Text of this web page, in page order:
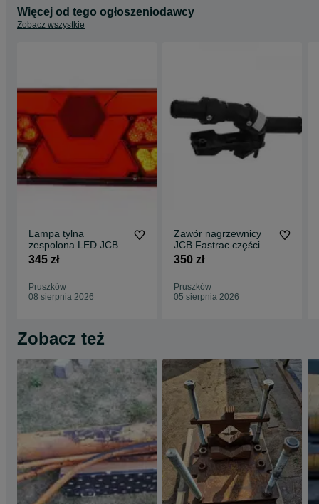
Więcej od tego ogłoszeniodawcy
Zobacz wszystkie
Lampa tylna
zespolona LED JCB
Fastrac 280,00 netto
345 zł
Pruszków
08 sierpnia 2026
Zawór nagrzewnicy
JCB Fastrac części
350 zł
Pruszków
05 sierpnia 2026
Zobacz też